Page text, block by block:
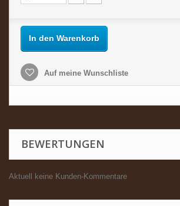
In den Warenkorb
Auf meine Wunschliste
BEWERTUNGEN
Aktuell keine Kunden-Kommentare